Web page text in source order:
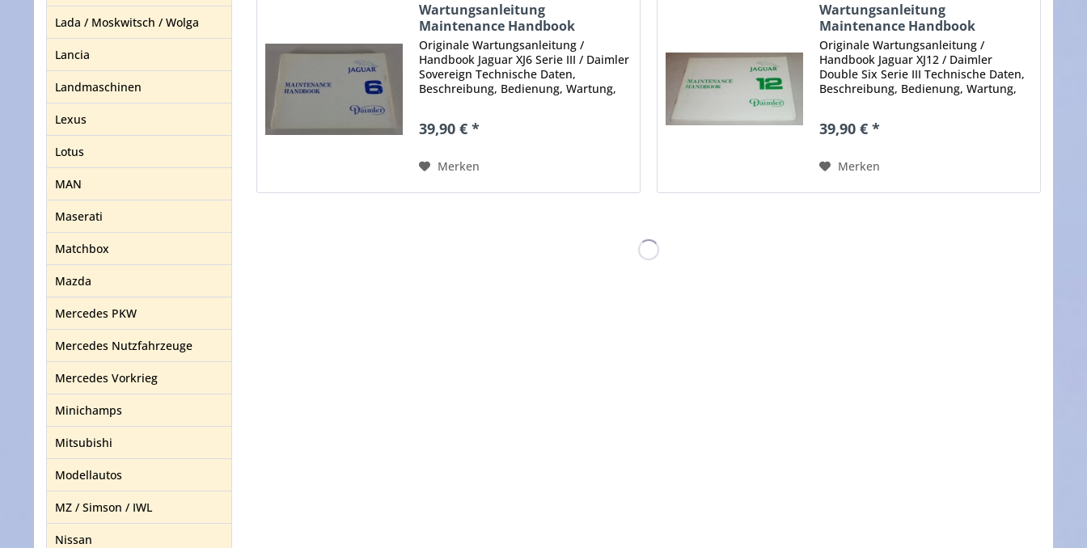
Lada / Moskwitsch / Wolga
Lancia
Landmaschinen
Lexus
Lotus
MAN
Maserati
Matchbox
Mazda
Mercedes PKW
Mercedes Nutzfahrzeuge
Mercedes Vorkrieg
Minichamps
Mitsubishi
Modellautos
MZ / Simson / IWL
Nissan
Wartungsanleitung
Maintenance Handbook
Jaguar...
Originale Wartungsanleitung /
Handbook Jaguar XJ6 Serie III / Daimler
Sovereign Technische Daten,
Beschreibung, Bedienung, Wartung,
data, description, handling,...
39,90 € *
Merken
Wartungsanleitung
Maintenance Handbook
Jaguar...
Originale Wartungsanleitung /
Handbook Jaguar XJ12 / Daimler
Double Six Serie III Technische Daten,
Beschreibung, Bedienung, Wartung,
data, description, handling,...
39,90 € *
Merken